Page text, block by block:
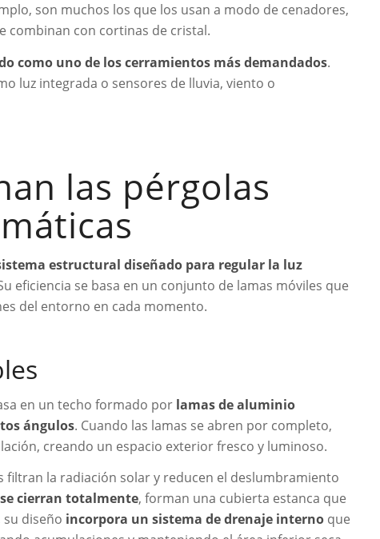
son muchos los que los usan a modo de cenadores,
combinan con cortinas de cristal.
como uno de los cerramientos más demandados.
luz integrada o sensores de lluvia, viento o
las pérgolas
estructural diseñado para regular la luz
eficiencia se basa en un conjunto de lamas móviles que
del entorno en cada momento.
en un techo formado por lamas de aluminio
ángulos. Cuando las lamas se abren por completo,
creando un espacio exterior fresco y luminoso.
filtran la radiación solar y reducen el deslumbramiento
cierran totalmente, forman una cubierta estanca que
su diseño incorpora un sistema de drenaje interno que